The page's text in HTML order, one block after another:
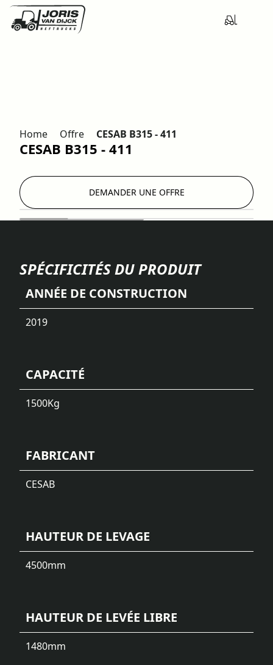
Home Offre CESAB B315 - 411
CESAB B315 - 411
DEMANDER UNE OFFRE
SPÉCIFICITÉS DU PRODUIT
ANNÉE DE CONSTRUCTION
2019
CAPACITÉ
1500Kg
FABRICANT
CESAB
HAUTEUR DE LEVAGE
4500mm
HAUTEUR DE LEVÉE LIBRE
1480mm